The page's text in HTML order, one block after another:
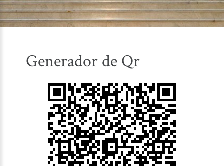
Generador de Qr